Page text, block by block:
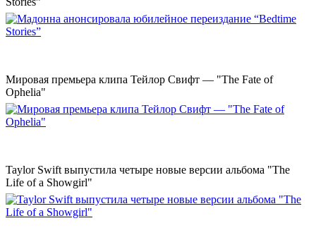
Мировая премьера клипа Тейлор Свифт — "The Fate of
Ophelia"
Taylor Swift выпустила четыре новые версии альбома "The
Life of a Showgirl"